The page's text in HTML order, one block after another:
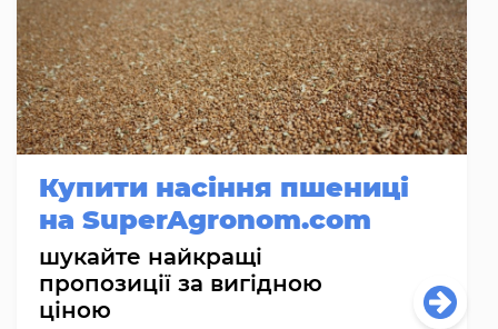
Купити насіння пшениці
на SuperAgronom.com
шукайте найкращі
пропозиції за вигідною
ціною